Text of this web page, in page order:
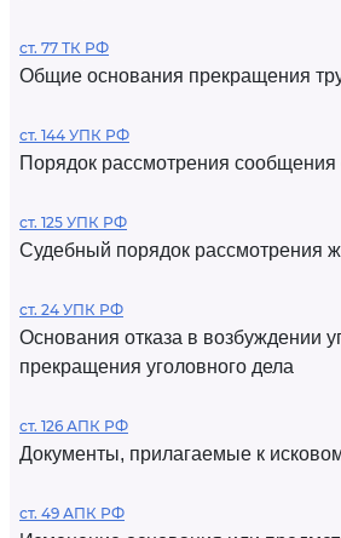
ст. 77 ТК РФ
Общие основания прекращения
ст. 144 УПК РФ
Порядок рассмотрения сообщения
ст. 125 УПК РФ
Судебный порядок рассмотрения
ст. 24 УПК РФ
Основания отказа в возбуждении
прекращения уголовного дела
ст. 126 АПК РФ
Документы, прилагаемые к
ст. 49 АПК РФ